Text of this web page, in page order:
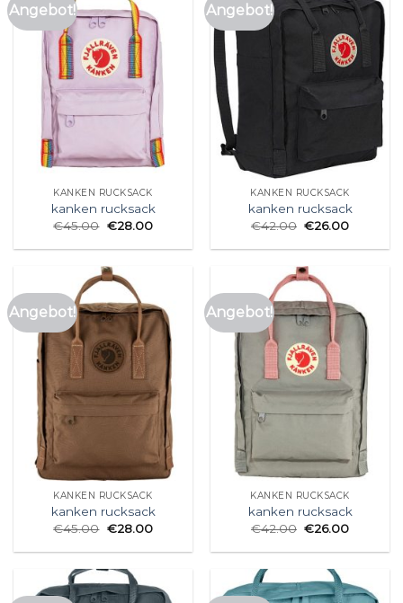
Angebot!
KANKEN RUCKSACK
kanken rucksack
€45.00 €28.00
Angebot!
KANKEN RUCKSACK
kanken rucksack
€42.00 €26.00
Angebot!
KANKEN RUCKSACK
kanken rucksack
€45.00 €28.00
Angebot!
KANKEN RUCKSACK
kanken rucksack
€42.00 €26.00